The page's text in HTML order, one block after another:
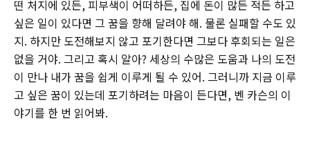
떤 처지에 있든, 피부색이 어떠하든, 집에 돈이 많든 적든 하고
싶은 일이 있다면 그 꿈을 향해 달려야 해. 물론 실패할 수도 있
지. 하지만 도전해보지 않고 포기한다면 그보다 후회되는 일은
없을 거야. 그리고 혹시 알아? 세상의 수많은 도움과 나의 도전
이 만나 내가 꿈을 쉽게 이루게 될 수 있어. 그러니까 지금 이루
고 싶은 꿈이 있는데 포기하려는 마음이 든다면, 벤 카슨의 이
야기를 한 번 읽어봐.